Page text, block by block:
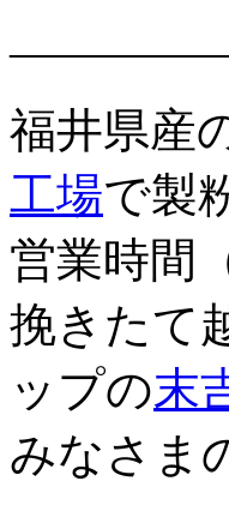
福井県産
工場で製
営業時間
挽きたて
ップの末
みなさま